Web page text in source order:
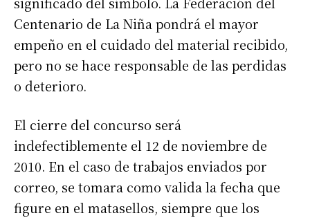
Centenario de La Niña pondrá el mayor
empeño en el cuidado del material recibido,
pero no se hace responsable de las perdidas
o deterioro.
El cierre del concurso será
indefectiblemente el 12 de noviembre de
2010. En el caso de trabajos enviados por
correo, se tomara como valida la fecha que
figure en el matasellos, siempre que los